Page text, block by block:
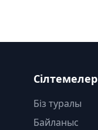
Сілтемелер
Біз туралы
Байланыс